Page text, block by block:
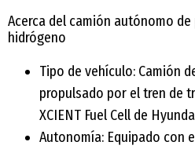
Acerca del camión autónomo
hidrógeno
Tipo de vehículo: Camión
propulsado por el tren de
XCIENT Fuel Cell de
Autonomía: Equipado con